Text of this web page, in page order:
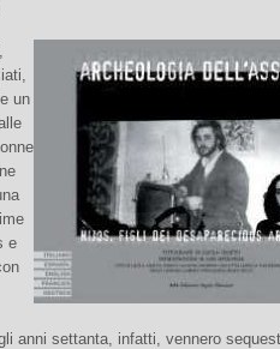
un
e
anni settanta, infatti, vennero